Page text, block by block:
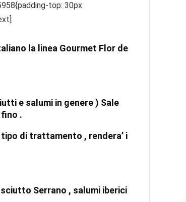
top: 30px
la linea Gourmet Flor de
e salumi in genere ) Sale
.
di trattamento , rendera’ i
Serrano , salumi iberici